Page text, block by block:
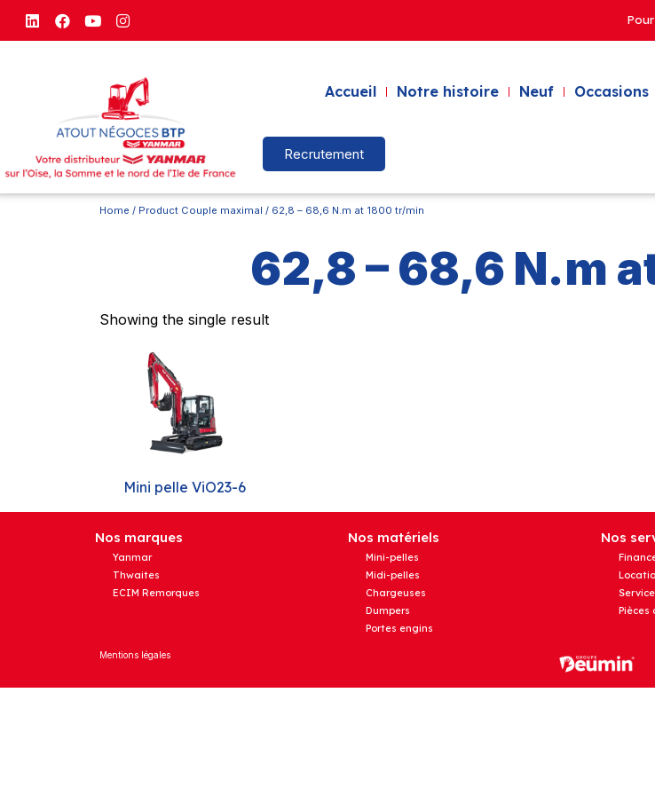
Accueil Notre histoire Neuf Occasions
Recrutement
Home / Product Couple maximal / 62,8 – 68,6 N.m at 1800 tr/min
62,8 – 68,6 N.m
Showing the single result
Mini pelle ViO23-6
Nos marques
Yanmar
Thwaites
ECIM Remorques
Nos matériels
Mini-pelles
Midi-pelles
Chargeuses
Dumpers
Portes engins
Nos
Pièces
Mentions légales